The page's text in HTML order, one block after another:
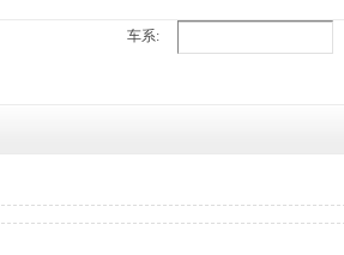
车系: